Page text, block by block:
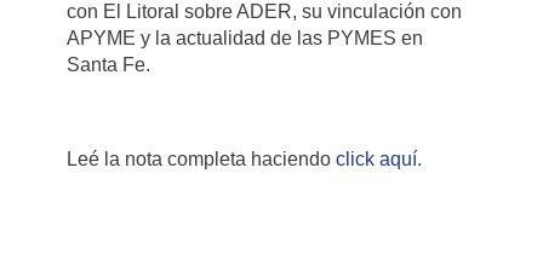
con El Litoral sobre ADER, su vinculación con
APYME y la actualidad de las PYMES en
Santa Fe.
Leé la nota completa haciendo click aquí.